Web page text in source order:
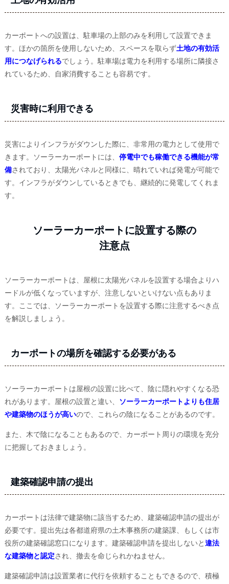
カーポートへの設置は、駐車場の上部のみを利用して設置できま
す。ほかの箇所を使用しないため、スペースを取らず土地の有効活
用につなげられるでしょう。駐車場は電力を利用する場所に隣接さ
れているため、自家消費することも容易です。
災害時に利用できる
災害によりインフラがダウンした際に、非常用の電力として使用で
きます。ソーラーカーポートには、 停電中でも稼働できる機能が常
備されており、太陽光パネルと同様に、晴れていれば発電が可能で
す。インフラがダウンしているときでも、継続的に発電してくれま
す。
ソーラーカーポートに設置する際の
注意点
ソーラーカーポートは、屋根に太陽光パネルを設置する場合よりハ
ードルが低くなっていますが、注意しないといけない点もありま
す。ここでは、ソーラーカーポートを設置する際に注意するべき点
を解説しましょう。
カーポートの場所を確認する必要がある
ソーラーカーポートは屋根の設置に比べて、陰に隠れやすくなる恐
れがあります。屋根の設置と違い、 ソーラーカーポートよりも住居
や建築物のほうが高いので、これらの陰になることがあるのです。
また、木で陰になることもあるので、カーポート周りの環境を充分
に把握しておきましょう。
建築確認申請の提出
カーポートは法律で建築物に該当するため、建築確認申請の提出が
必要です。提出先は各都道府県の土木事務所の建築課、もしくは市
役所の建築確認窓口になります。建築確認申請を提出しないと違法
な建築物と認定され、撤去を命じられかねません。
建築確認申請は設置業者に代行を依頼することもできるので、積極